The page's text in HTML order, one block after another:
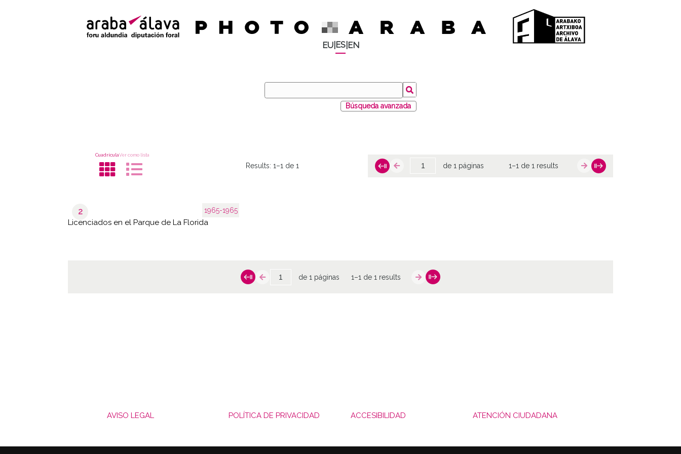
EU| ES| EN
Búsqueda avanzada
CuadrículaVer como lista
Results:1–1 de 1 de 1 páginas 1–1 de 1 results
1965-1965
2
Licenciados en el Parque de La Florida
de 1 páginas 1–1 de 1 results
AVISO LEGAL POLÍTICA DE PRIVACIDAD ACCESIBILIDAD ATENCIÓN CIUDADANA